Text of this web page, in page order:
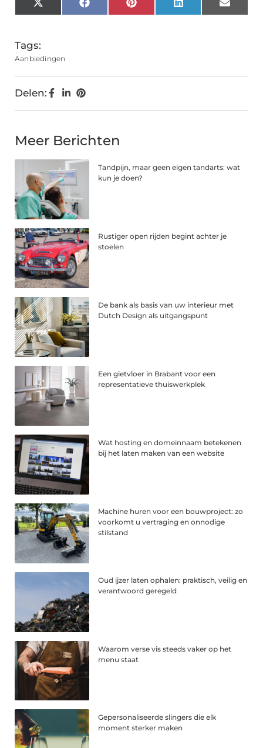
X
(Twitter)
FacebookPinterestLinkedInEmail
Tags:
Aanbiedingen
Delen:
Meer Berichten
Tandpijn, maar geen eigen tandarts: wat
kun je doen?
Rustiger open rijden begint achter je
stoelen
De bank als basis van uw interieur met
Dutch Design als uitgangspunt
Een gietvloer in Brabant voor een
representatieve thuiswerkplek
Wat hosting en domeinnaam betekenen
bij het laten maken van een website
Machine huren voor een bouwproject: zo
voorkomt u vertraging en onnodige
stilstand
Oud ijzer laten ophalen: praktisch, veilig en
verantwoord geregeld
Waarom verse vis steeds vaker op het
menu staat
Gepersonaliseerde slingers die elk
moment sterker maken